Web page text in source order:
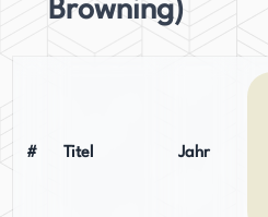
Browning)
# Titel Jahr